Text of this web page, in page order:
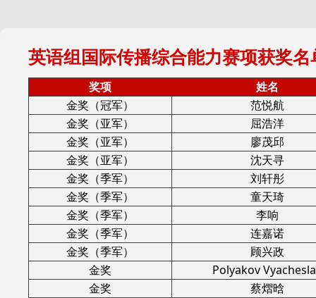
英语组国际传播综合能力赛项获奖名
奖项
姓名
金奖（冠军）
范悦航
金奖（亚军）
屈浩洋
金奖（亚军）
廖茂邱
金奖（亚军）
沈天寻
金奖（季军）
刘轩彤
金奖（季军）
童天琦
金奖（季军）
李响
金奖（季军）
连嘉诺
金奖（季军）
顾兴政
金奖
Polyakov
金奖
蔡熠晗